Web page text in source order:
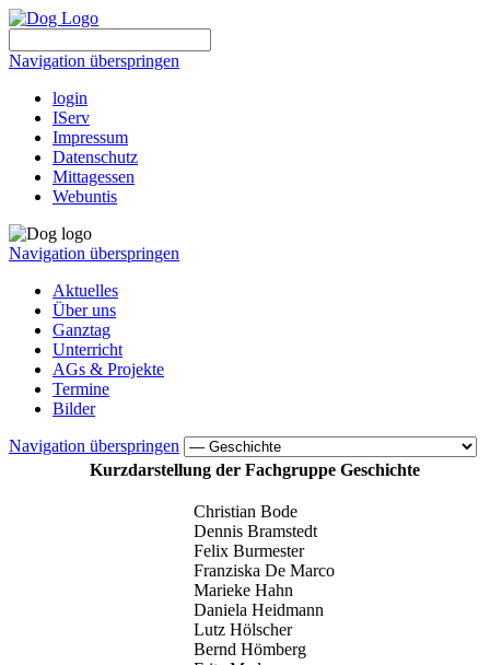
Navigation überspringen
login
IServ
Impressum
Datenschutz
Mittagessen
Webuntis
Navigation überspringen
Aktuelles
Über uns
Ganztag
Unterricht
AGs & Projekte
Termine
Bilder
Navigation überspringen
Kurzdarstellung der Fachgruppe Geschichte
Christian Bode
Dennis Bramstedt
Felix Burmester
Franziska De Marco
Marieke Hahn
Daniela Heidmann
Lutz Hölscher
Bernd Hömberg